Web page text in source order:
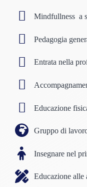
Mindfullness a
Pedagogia
Entrata nella
Educazione
Gruppo di
Insegnare nel
Educazione alle